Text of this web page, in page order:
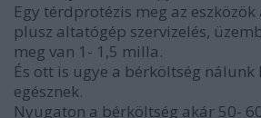
Egy térdprotézis meg az
plusz altatógép szervizelés,
meg van 1- 1,5 milla.
És ott is ugye a bérköltség nálunk
egésznek.
Nyugaton a bérköltség akár 50-